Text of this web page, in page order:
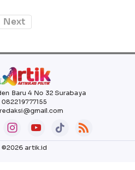
Next
Baru 4 No 32 Surabaya
082219777155
©2026 artik.id